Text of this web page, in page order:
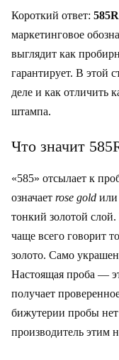
Короткий ответ:
маркетинговое
выглядит как
гарантирует. В этой
деле и как отличить
штампа.
Что значит
«585» отсылает к
означает rose gold или
тонкий золотой
чаще всего говорит
золото. Само
Настоящая проба —
получает
бижутерии пробы
производитель этим